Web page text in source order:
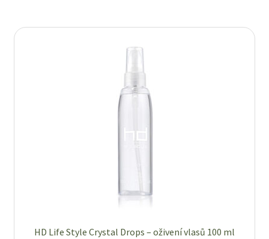
HD Life Style Crystal Drops – oživení vlasů 100 ml